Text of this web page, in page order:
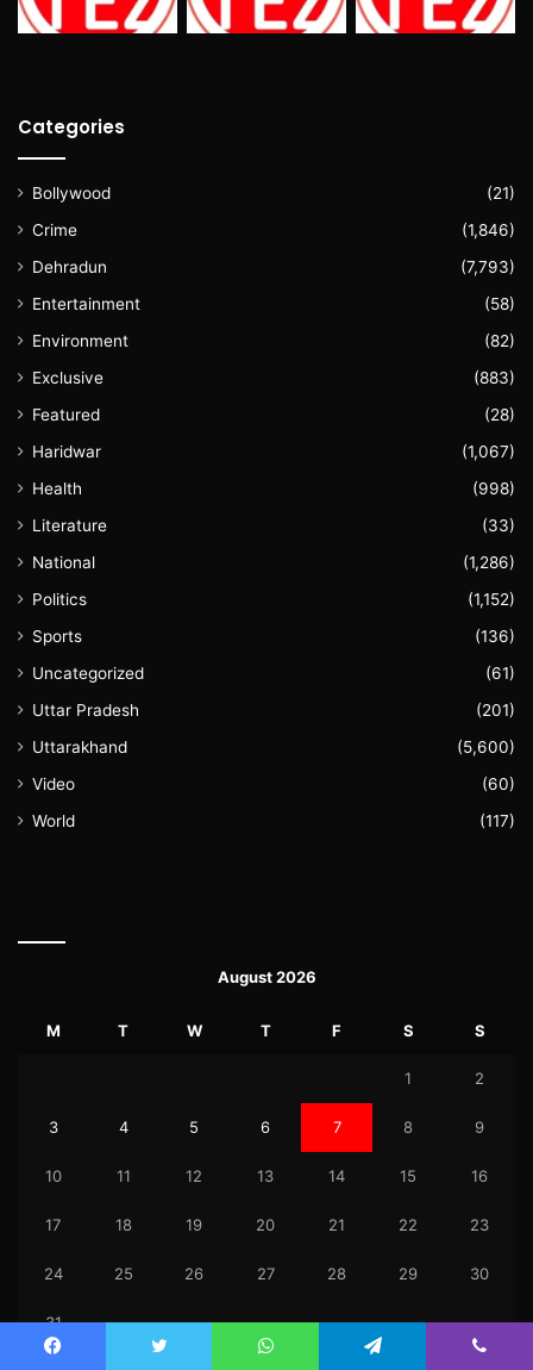
Categories
Bollywood
(21)
Crime
(1,846)
Dehradun
(7,793)
Entertainment
(58)
Environment
(82)
Exclusive
(883)
Featured
(28)
Haridwar
(1,067)
Health
(998)
Literature
(33)
National
(1,286)
Politics
(1,152)
Sports
(136)
Uncategorized
(61)
Uttar Pradesh
(201)
Uttarakhand
(5,600)
Video
(60)
World
(117)
August 2026
M T W T F S S
1 2
3 4 5 6 7 8 9
10 11 12 13 14 15 16
17 18 19 20 21 22 23
24 25 26 27 28 29 30
31